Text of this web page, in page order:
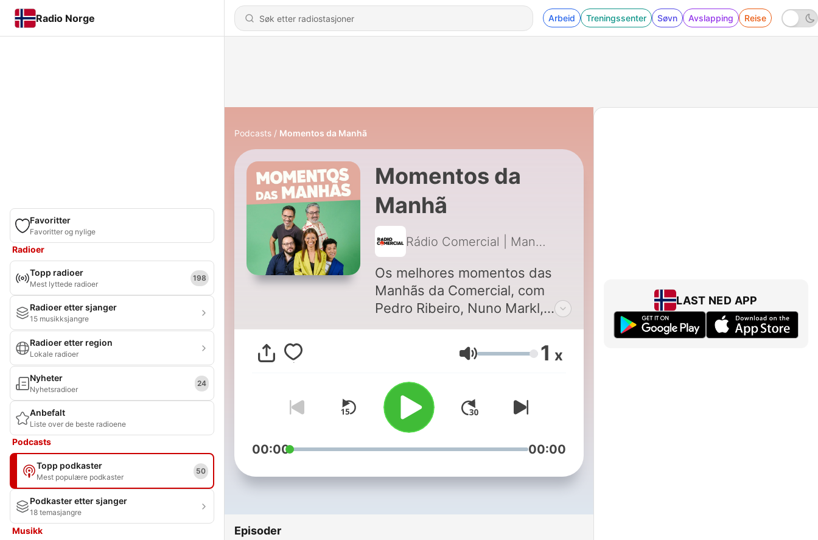
Radio Norge Arbeid Treningssenter Søvn Avslapping Reise
Favoritter
Favoritter og nylige
Radioer
Topp radioer
Mest lyttede radioer
198
Radioer etter sjanger
15 musikksjangre
Radioer etter region
Lokale radioer
Nyheter
Nyhetsradioer
24
Anbefalt
Liste over de beste radioene
Podcasts
Topp podkaster
Mest populære podkaster
50
Podkaster etter sjanger
18 temasjangre
Musikk
Podcasts Momentos da Manhã
Momentos da
Manhã
Rádio Comercial | Manhãs da Comercial
Os melhores momentos das
Manhãs da Comercial, com
Pedro Ribeiro, Nuno Markl,
Vasco Palmeirim e Vera
Volum 1 x
00:00 00:00
Episoder
LAST NED APP